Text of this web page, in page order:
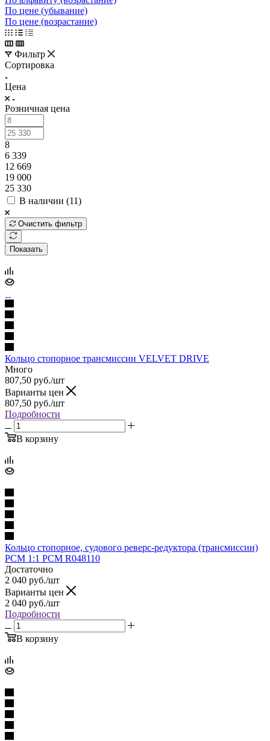
По цене (убывание)
По цене (возрастание)
Фильтр
Сортировка
Цена
Розничная цена
8
6 339
12 669
19 000
25 330
В наличии (11)
Очистить фильтр
Показать
Кольцо стопорное трансмиссии VELVET DRIVE
Много
807,50 руб./шт
Варианты цен
807,50 руб./шт
Подробности
В корзину
Кольцо стопорное, судового реверс-редуктора (трансмиссии)
PCM 1:1 PCM R048110
Достаточно
2 040 руб./шт
Варианты цен
2 040 руб./шт
Подробности
В корзину